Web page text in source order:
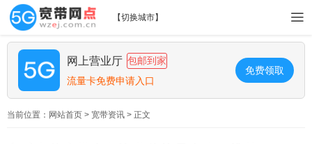
【切换城市】
网上营业厅 包邮到家
流量卡免费申请入口
免费领取
当前位置： 网站首页 > 宽带资讯 > 正文